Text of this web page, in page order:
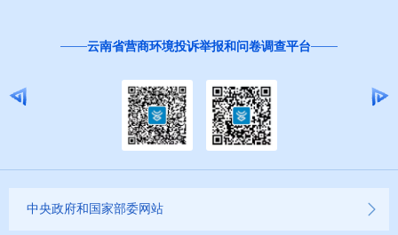
云南省营商环境投诉举报和问卷调查平台
中央政府和国家部委网站